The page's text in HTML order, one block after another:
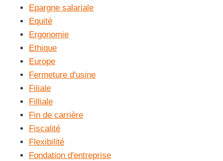
Epargne salariale
Equité
Ergonomie
Ethique
Europe
Fermeture d'usine
Filiale
Filliale
Fin de carrière
Fiscalité
Flexibilité
Fondation d'entreprise